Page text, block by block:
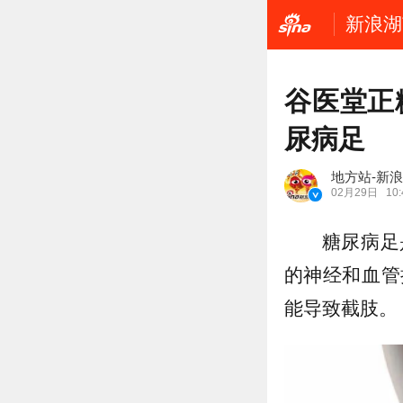
新浪
谷医堂正
尿病足
地方站-新
02月29日
糖尿病
的神经和血
能导致截肢。